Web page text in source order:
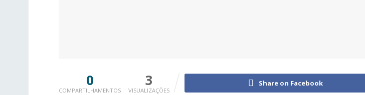
0
COMPARTILHAMENTOS
3
VISUALIZAÇÕES
Share on Facebook